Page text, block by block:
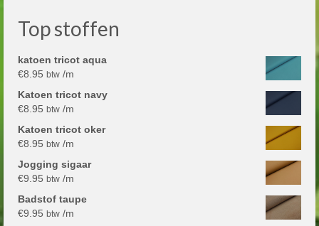
Top stoffen
katoen tricot aqua
€8.95 btw /m
Katoen tricot navy
€8.95 btw /m
Katoen tricot oker
€8.95 btw /m
Jogging sigaar
€9.95 btw /m
Badstof taupe
€9.95 btw /m